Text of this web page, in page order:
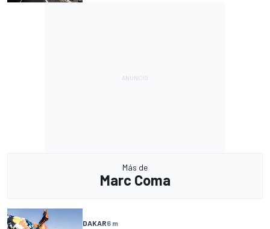
Más de
Marc Coma
DAKAR6 m